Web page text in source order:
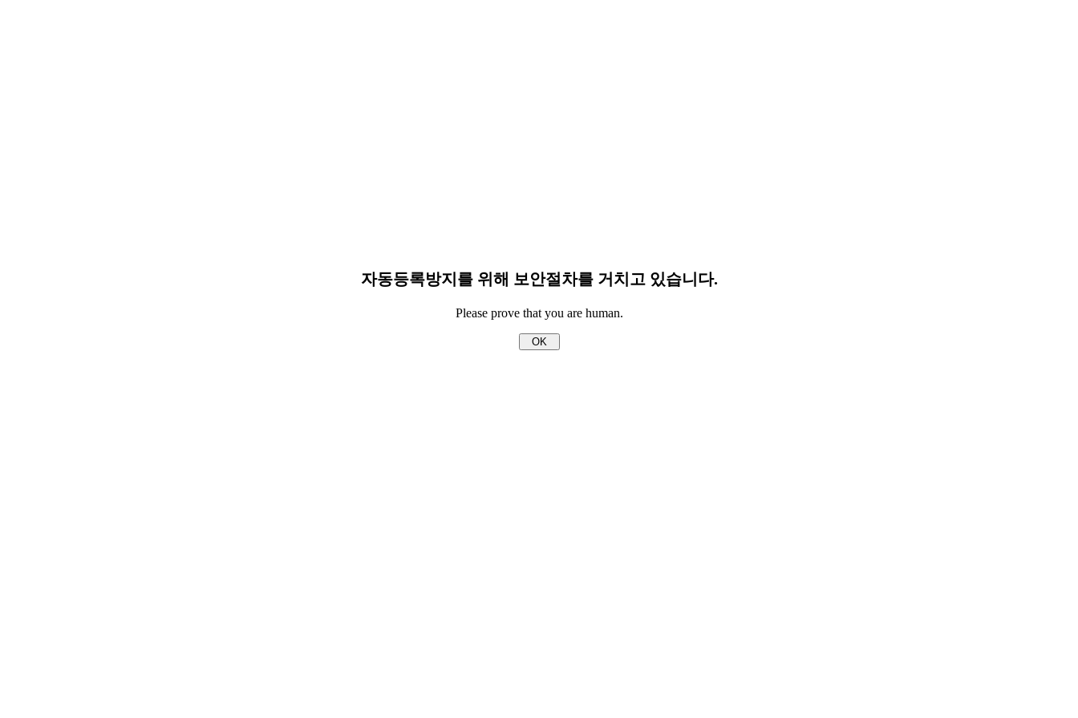
자동등록방지를 위해 보안절차를 거치고 있습니다.
Please prove that you are human.